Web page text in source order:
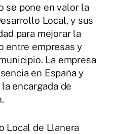
se pone en valor la
Local, y sus
para mejorar la
entre empresas y
La empresa
en España y
encargada de
Local de Llanera